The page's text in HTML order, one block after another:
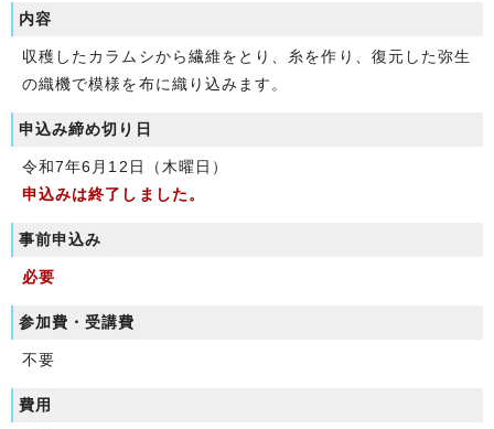
内容
収穫したカラムシから繊維をとり、糸を作り、復元した弥生
の織機で模様を布に織り込みます。
申込み締め切り日
令和7年6月12日（木曜日）
申込みは終了しました。
事前申込み
必要
参加費・受講費
不要
費用